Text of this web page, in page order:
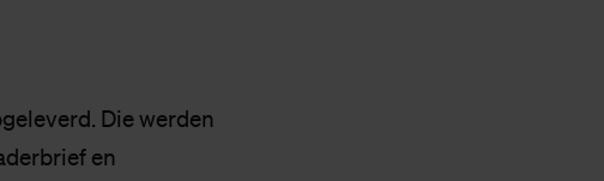
Die werden
en